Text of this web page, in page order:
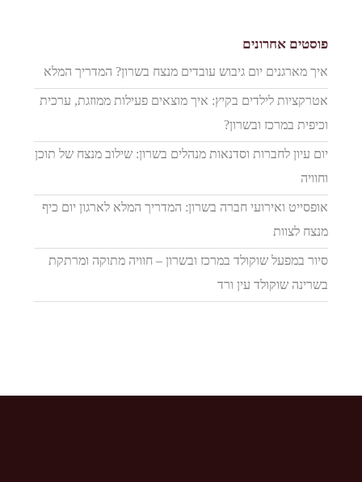
פוסטים אחרונים
איך מארגנים יום גיבוש עובדים מנצח בשרון? המדריך המלא
אטרקציות לילדים בקיץ: איך מוצאים פעילות ממוזגת, ערכית
וכיפית במרכז ובשרון?
יום עיון לחברות וסדנאות מנהלים בשרון: שילוב מנצח של תוכן
וחוויה
אופסייט ואירועי חברה בשרון: המדריך המלא לארגון יום כיף
מנצח לצוות
סיור במפעל שוקולד במרכז ובשרון – חוויה מתוקה ומרתקת
בשרינה שוקולד עין ורד